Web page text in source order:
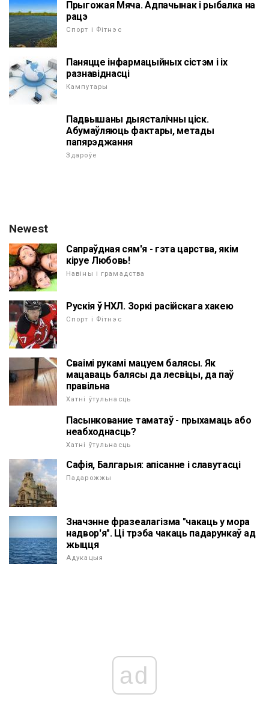
Прыгожая Мяча. Адпачынак і рыбалка на
рацэ
Спорт і Фітнэс
Паняцце інфармацыйных сістэм і іх
разнавіднасці
Кампутары
Падвышаны дыясталічны ціск.
Абумаўляюць фактары, метады
папярэджання
Здароўе
Newest
Сапраўдная сям'я - гэта царства, якім
кіруе Любовь!
Навіны і грамадства
Рускія ў НХЛ. Зоркі расійскага хакею
Спорт і Фітнэс
Сваімі рукамі мацуем балясы. Як
мацаваць балясы да лесвіцы, да паў
правільна
Хатні ўтульнасць
Пасынкование таматаў - прыхамаць або
неабходнасць?
Хатні ўтульнасць
Сафія, Балгарыя: апісанне і славутасці
Падарожжы
Значэнне фразеалагізма "чакаць у мора
надвор'я". Ці трэба чакаць падарункаў ад
жыцця
Адукацыя
ad